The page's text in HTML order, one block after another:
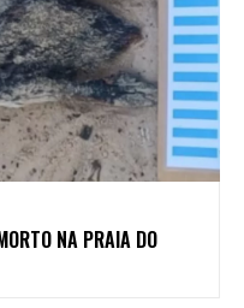
NA PRAIA DO